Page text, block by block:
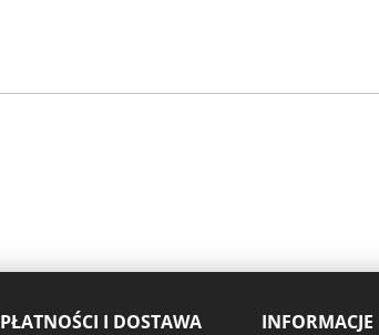
PŁATNOŚCI I DOSTAWA INFORMACJE